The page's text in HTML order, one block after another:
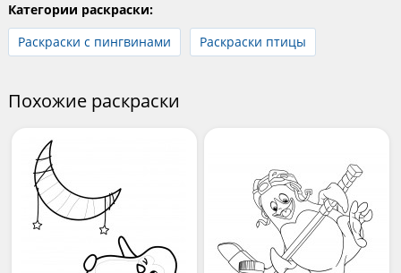
Категории раскраски:
Раскраски с пингвинами
Раскраски птицы
Похожие раскраски